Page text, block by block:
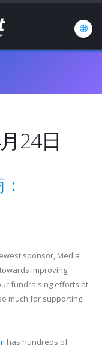
24日
sponsor, Media
improving
fundraising efforts at
much for supporting
has hundreds of